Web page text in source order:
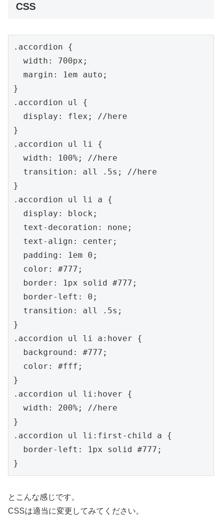
CSS
.accordion {
  width: 700px;
  margin: 1em auto;
}
.accordion ul {
  display: flex; //here
}
.accordion ul li {
  width: 100%; //here
  transition: all .5s; //here
}
.accordion ul li a {
  display: block;
  text-decoration: none;
  text-align: center;
  padding: 1em 0;
  color: #777;
  border: 1px solid #777;
  border-left: 0;
  transition: all .5s;
}
.accordion ul li a:hover {
  background: #777;
  color: #fff;
}
.accordion ul li:hover {
  width: 200%; //here
}
.accordion ul li:first-child a {
  border-left: 1px solid #777;
}
とこんな感じです。
CSSは適当に変更してみてください。